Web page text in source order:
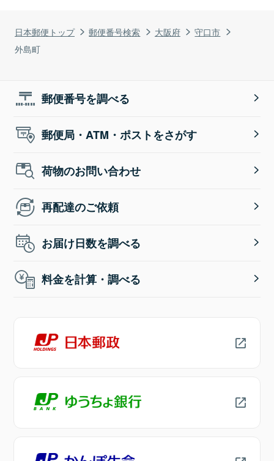
日本郵便トップ 郵便番号検索 大阪府
守口市
外島町
郵便番号を調べる
郵便局・ATM・ポストをさがす
荷物のお問い合わせ
再配達のご依頼
お届け日数を調べる
料金を計算・調べる